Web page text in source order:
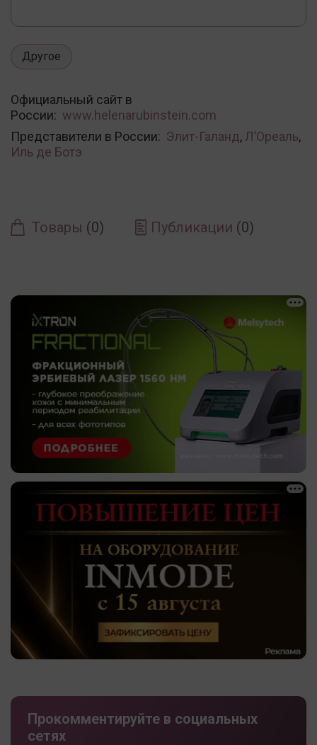
Другое
Официальный сайт в
России: www.helenarubinstein.com
Представители в России: Элит-Галанд, Л’Ореаль,
Иль де Ботэ
Товары (0) Публикации (0)
Прокомментируйте в социальных
сетях